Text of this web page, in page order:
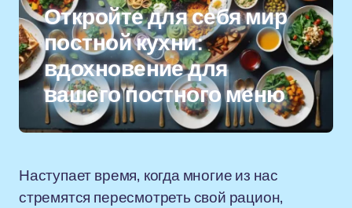
Откройте для себя мир
постной кухни:
вдохновение для
вашего постного меню
Наступает время, когда многие из нас
стремятся пересмотреть свой рацион,